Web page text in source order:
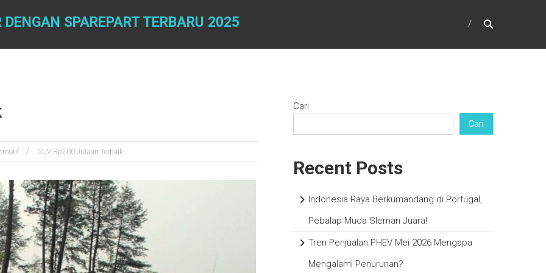
SPAREPART TERBARU 2025
SUV Rp200 Jutaan Terbaik
Cari
Cari
Recent Posts
Indonesia Raya Berkumandang di Portugal,
Pebalap Muda Sleman Juara!
Tren Penjualan PHEV Mei 2026 Mengapa
Mengalami Penurunan?